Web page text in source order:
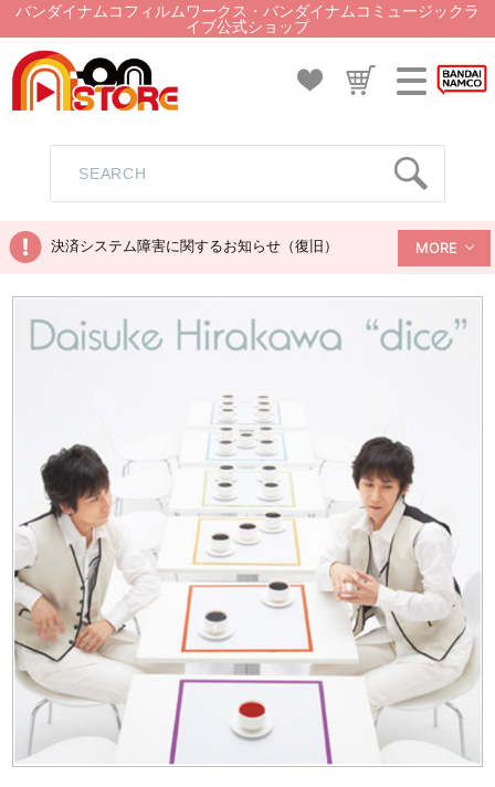
バンダイナムコフィルムワークス・バンダイナムコミュージックラ
イブ公式ショップ
決済システム障害に関するお知らせ（復旧） MORE